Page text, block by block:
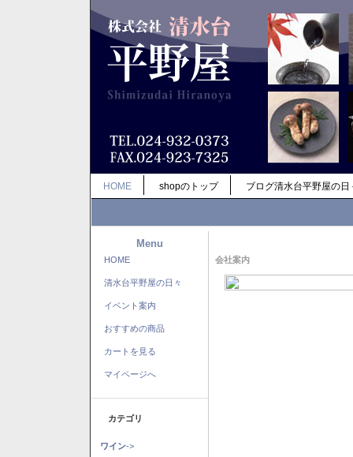
HOME shopのトップ ブログ清水台平野屋の日
Menu
HOME
清水台平野屋の日々
イベント案内
おすすめの商品
カートを見る
マイページへ
カテゴリ
ワイン->
会社案内